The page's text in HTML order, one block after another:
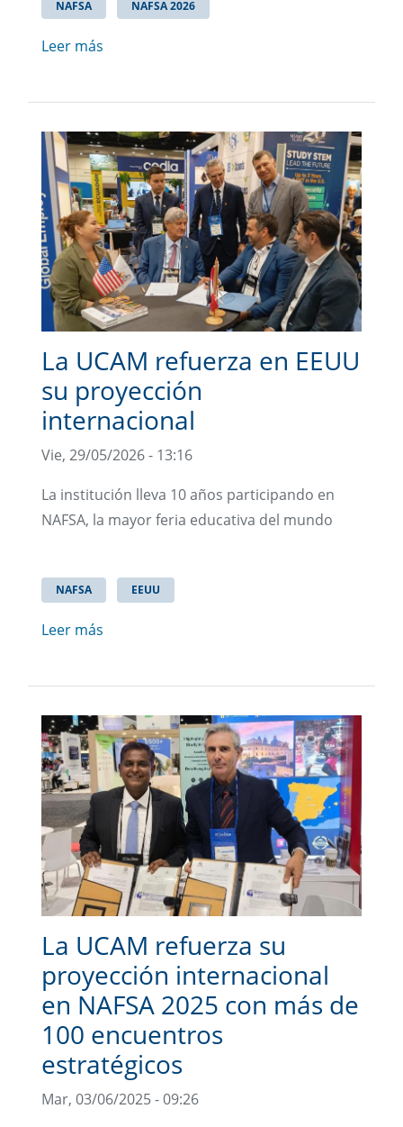
NAFSA NAFSA 2026
Leer más
La UCAM refuerza en EEUU
su proyección
internacional
Vie, 29/05/2026 - 13:16
La institución lleva 10 años participando en
NAFSA, la mayor feria educativa del mundo
NAFSA EEUU
Leer más
La UCAM refuerza su
proyección internacional
en NAFSA 2025 con más de
100 encuentros
estratégicos
Mar, 03/06/2025 - 09:26